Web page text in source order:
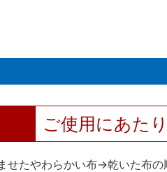
ご使用にあた
たやわらかい布→乾いた布